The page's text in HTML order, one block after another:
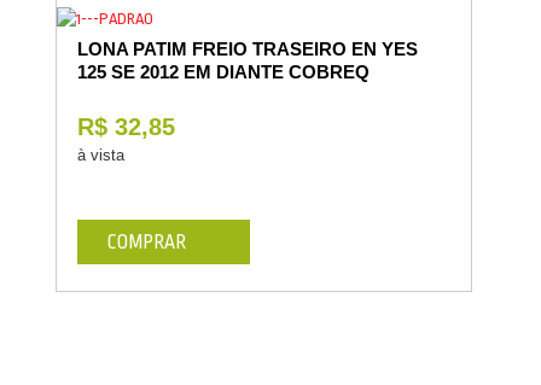
LONA PATIM FREIO TRASEIRO EN YES
125 SE 2012 EM DIANTE COBREQ
R$ 32,85
à vista
COMPRAR